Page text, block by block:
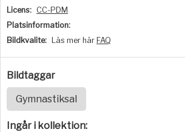
Licens: CC-PDM
Platsinformation:
Bildkvalite:
Läs mer här FAQ
Bildtaggar
Gymnastiksal
Ingår i kollektion: